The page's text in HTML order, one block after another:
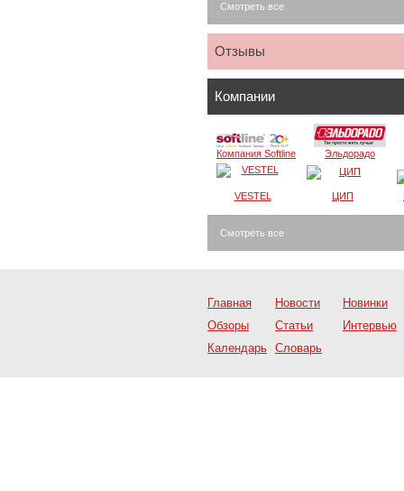
Смотреть все
Отзывы
Компании
Компания Softline Эльдорадо
VESTEL ЦИП
Смотреть все
Главная Новости
Новинки
Обзоры
Статьи
Интервью
Календарь Словарь